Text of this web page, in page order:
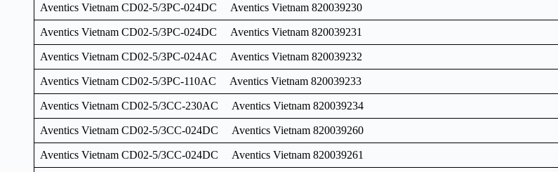
Aventics Vietnam CD02-5/3PC-024DC Aventics Vietnam 820039230
Aventics Vietnam CD02-5/3PC-024DC Aventics Vietnam 820039231
Aventics Vietnam CD02-5/3PC-024AC Aventics Vietnam 820039232
Aventics Vietnam CD02-5/3PC-110AC Aventics Vietnam 820039233
Aventics Vietnam CD02-5/3CC-230AC Aventics Vietnam 820039234
Aventics Vietnam CD02-5/3CC-024DC Aventics Vietnam 820039260
Aventics Vietnam CD02-5/3CC-024DC Aventics Vietnam 820039261